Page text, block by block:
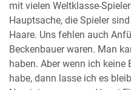
mit vielen Weltklasse-
Hauptsache, die Spieler
Haare. Uns fehlen auch
Beckenbauer waren. Man
haben. Aber wenn ich
habe, dann lasse ich es